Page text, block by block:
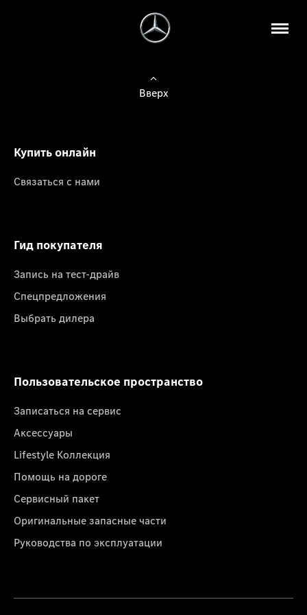
Вверх
Купить онлайн
Связаться с нами
Гид покупателя
Запись на тест-драйв
Спецпредложения
Выбрать дилера
Пользовательское пространство
Записаться на сервис
Аксессуары
Lifestyle Коллекция
Помощь на дороге
Сервисный пакет
Оригинальные запасные части
Руководства по эксплуатации